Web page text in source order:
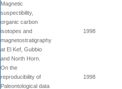
Magnetic
suspectibility,
organic carbon
isotopes and
magnetostratigraphy
at El Kef, Gubbio
and North Horn.
1998
On the
reproducibility of
Paleontological data
1998